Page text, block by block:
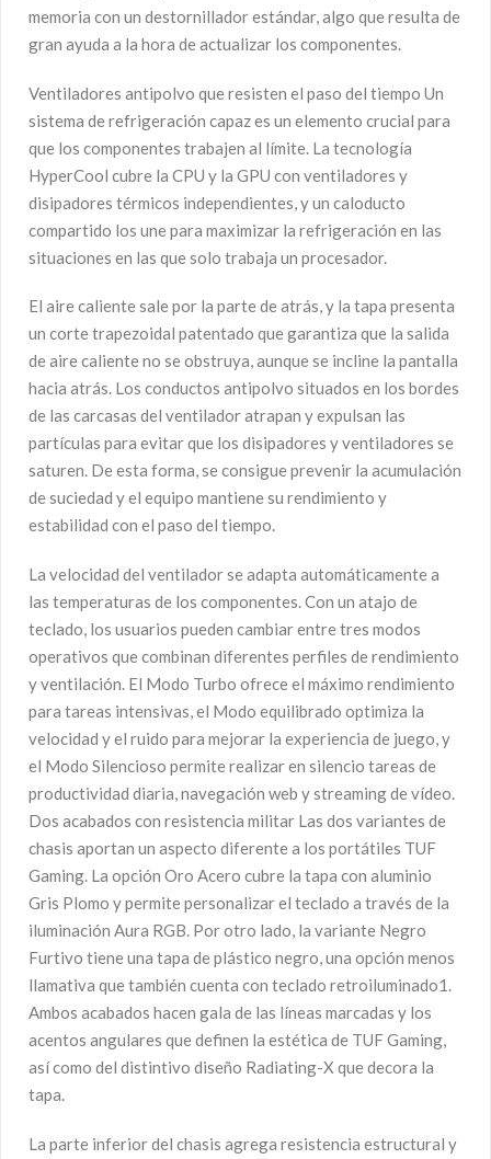
memoria con un destornillador estándar, algo que resulta de
gran ayuda a la hora de actualizar los componentes.
Ventiladores antipolvo que resisten el paso del tiempo Un
sistema de refrigeración capaz es un elemento crucial para
que los componentes trabajen al límite. La tecnología
HyperCool cubre la CPU y la GPU con ventiladores y
disipadores térmicos independientes, y un caloducto
compartido los une para maximizar la refrigeración en las
situaciones en las que solo trabaja un procesador.
El aire caliente sale por la parte de atrás, y la tapa presenta
un corte trapezoidal patentado que garantiza que la salida
de aire caliente no se obstruya, aunque se incline la pantalla
hacia atrás. Los conductos antipolvo situados en los bordes
de las carcasas del ventilador atrapan y expulsan las
partículas para evitar que los disipadores y ventiladores se
saturen. De esta forma, se consigue prevenir la acumulación
de suciedad y el equipo mantiene su rendimiento y
estabilidad con el paso del tiempo.
La velocidad del ventilador se adapta automáticamente a
las temperaturas de los componentes. Con un atajo de
teclado, los usuarios pueden cambiar entre tres modos
operativos que combinan diferentes perfiles de rendimiento
y ventilación. El Modo Turbo ofrece el máximo rendimiento
para tareas intensivas, el Modo equilibrado optimiza la
velocidad y el ruido para mejorar la experiencia de juego, y
el Modo Silencioso permite realizar en silencio tareas de
productividad diaria, navegación web y streaming de vídeo.
Dos acabados con resistencia militar Las dos variantes de
chasis aportan un aspecto diferente a los portátiles TUF
Gaming. La opción Oro Acero cubre la tapa con aluminio
Gris Plomo y permite personalizar el teclado a través de la
iluminación Aura RGB. Por otro lado, la variante Negro
Furtivo tiene una tapa de plástico negro, una opción menos
llamativa que también cuenta con teclado retroiluminado1.
Ambos acabados hacen gala de las líneas marcadas y los
acentos angulares que definen la estética de TUF Gaming,
así como del distintivo diseño Radiating-X que decora la
tapa.
La parte inferior del chasis agrega resistencia estructural y